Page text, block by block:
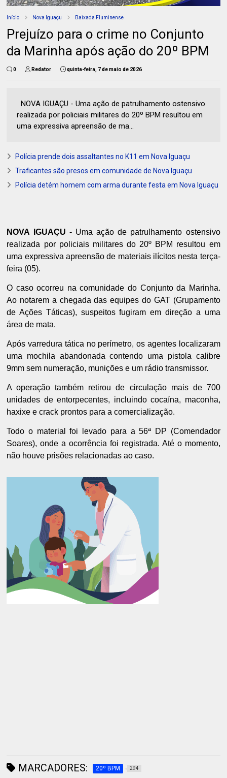
Início Nova Iguaçu Baixada Fluminense
Prejuízo para o crime no Conjunto
da Marinha após ação do 20º BPM
0 Redator quinta-feira, 7 de maio de 2026
NOVA IGUAÇU - Uma ação de patrulhamento ostensivo
realizada por policiais militares do 20º BPM resultou em
uma expressiva apreensão de ma...
Polícia prende dois assaltantes no K11 em Nova Iguaçu
Traficantes são presos em comunidade de Nova Iguaçu
Polícia detém homem com arma durante festa em Nova Iguaçu
NOVA IGUAÇU -Uma ação de patrulhamento ostensivo
realizada por policiais militares do 20º BPM resultou em
uma expressiva apreensão de materiais ilícitos nesta terça-
feira (05).
O caso ocorreu na comunidade do Conjunto da Marinha.
Ao notarem a chegada das equipes do GAT (Grupamento
de Ações Táticas), suspeitos fugiram em direção a uma
área de mata.
Após varredura tática no perímetro, os agentes localizaram
uma mochila abandonada contendo uma pistola calibre
9mm sem numeração, munições e um rádio transmissor.
A operação também retirou de circulação mais de 700
unidades de entorpecentes, incluindo cocaína, maconha,
haxixe e crack prontos para a comercialização.
Todo o material foi levado para a 56ª DP (Comendador
Soares), onde a ocorrência foi registrada. Até o momento,
não houve prisões relacionadas ao caso.
MARCADORES: 20º BPM 294